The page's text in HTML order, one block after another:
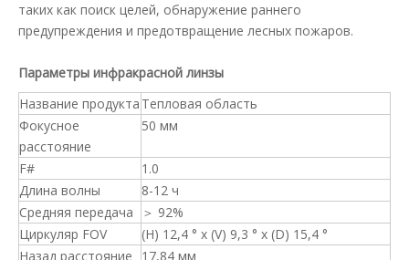
таких как поиск целей, обнаружение раннего
предупреждения и предотвращение лесных пожаров.
Параметры инфракрасной линзы
Название продукта Тепловая область
Фокусное
расстояние
50 мм
F#
1.0
Длина волны
8-12 ч
Средняя передача
＞ 92%
Циркуляр FOV
(H) 12,4 ° x (V) 9,3 ° x (D) 15,4 °
Назад расстояние
17,84 мм